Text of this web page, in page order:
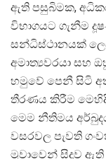
ඇති පසුබිමක,
විභාගයට ගැනීම
සන්ධිස්ථානයක්
අමාත්යවරයා සහ
හමුවේ පෙනී සිටි
තීරණය කිරීම
මෙම නීතිමය
වසරවල පැවති
මුවාවෙන් සිදුව